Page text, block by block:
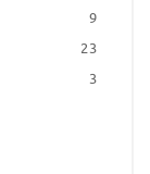
0
12
2
9
23
3